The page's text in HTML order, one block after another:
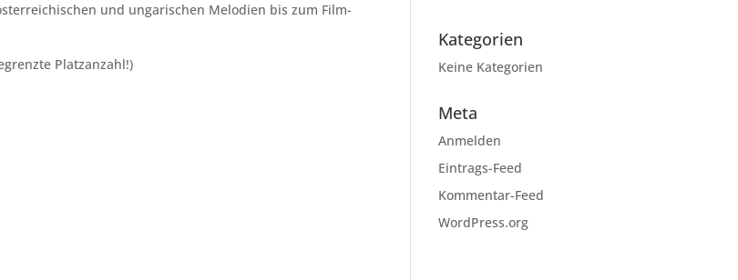
und ungarischen Melodien bis zum Film-
Platzanzahl!)
Kategorien
Keine Kategorien
Meta
Anmelden
Eintrags-Feed
Kommentar-Feed
WordPress.org